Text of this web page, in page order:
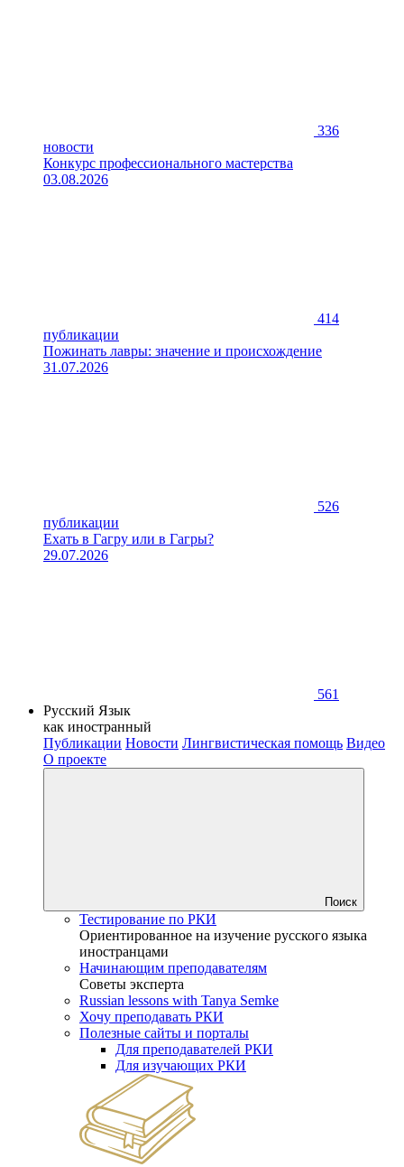
336
новости
Конкурс профессионального мастерства
03.08.2026
414
публикации
Пожинать лавры: значение и происхождение
31.07.2026
526
публикации
Ехать в Гагру или в Гагры?
29.07.2026
561
Русский Язык
как иностранный
Публикации Новости Лингвистическая помощь Видео
О проекте
Поиск
Тестирование по РКИ
Ориентированное на изучение русского языка
иностранцами
Начинающим преподавателям
Советы эксперта
Russian lessons with Tanya Semke
Хочу преподавать РКИ
Полезные сайты и порталы
Для преподавателей РКИ
Для изучающих РКИ